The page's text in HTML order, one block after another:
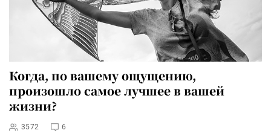
Когда, по вашему ощущению,
произошло самое лучшее в вашей
жизни?
3572 6